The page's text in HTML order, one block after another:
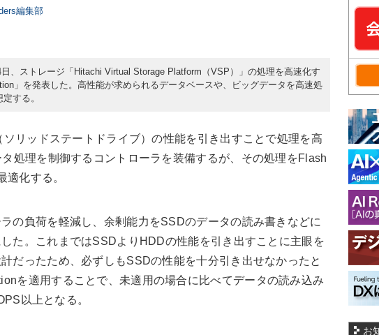
編集部
日、ストレージ「Hitachi Virtual Storage Platform（VSP）」の処理を高速化す
」を発表した。高性能が求められるデータベースや、ビッグデータを高速処
する。
リッドステートドライブ）の性能を引き出すことで処理を高
処理を制御するコントローラを装備するが、その処理をFlash
適化する。
の負荷を軽減し、余剰能力をSSDのデータの読み書きなどに
た。これまではSSDよりHDDの性能を引き出すことに主眼を
だったため、必ずしもSSDの性能を十分引き出せなかったと
を適用することで、未適用の場合に比べてデータの読み込み
以上となる。
お